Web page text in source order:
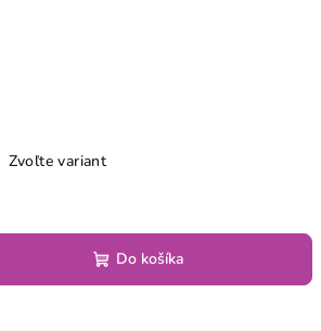
Zvoľte variant
Do košíka